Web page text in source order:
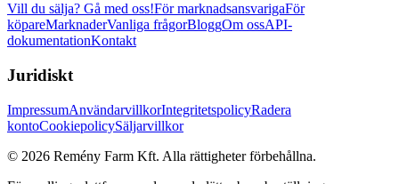
Vill du sälja? Gå med oss!För marknadsansvarigaFör
köpareMarknaderVanliga frågorBloggOm ossAPI-
dokumentationKontakt
Juridiskt
ImpressumAnvändarvillkorIntegritetspolicyRadera
kontoCookiepolicySäljarvillkor
© 2026 Remény Farm Kft. Alla rättigheter förbehållna.